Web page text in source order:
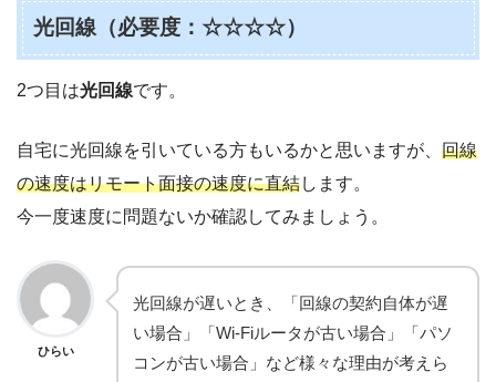
光回線（必要度：☆☆☆☆）
2つ目は光回線です。
自宅に光回線を引いている方もいるかと思いますが、 回線
の速度はリモート面接の速度に直結します。
今一度速度に問題ないか確認してみましょう。
ひらい
光回線が遅いとき、「回線の契約自体が遅
い場合」「Wi-Fiルータが古い場合」「パソ
コンが古い場合」など様々な理由が考えら